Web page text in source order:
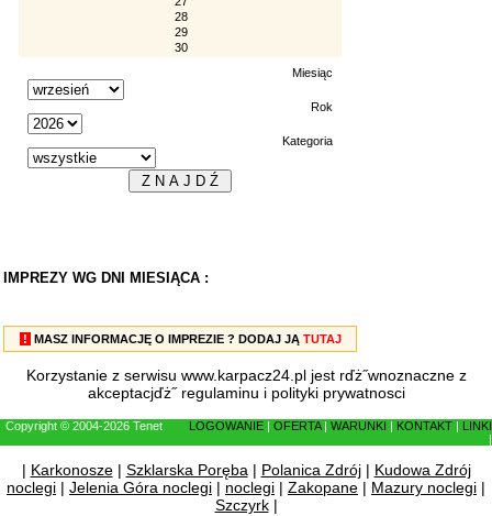
28
29
30
Miesiąc
Rok
Kategoria
IMPREZY WG DNI MIESIĄCA :
! MASZ INFORMACJĘ O IMPREZIE ? DODAJ JĄ TUTAJ
Korzystanie z serwisu www.karpacz24.pl jest rďż˝wnoznaczne z
akceptacjďż˝ regulaminu i polityki prywatnosci
Copyright © 2004-2026 Tenet LOGOWANIE OFERTA| WARUNKI KONTAKT
LINKI
| Karkonosze| Szklarska Poręba| Polanica Zdrój| Kudowa Zdrój
noclegi | Jelenia Góra noclegi | noclegi | Zakopane | Mazury noclegi |
Szczyrk|